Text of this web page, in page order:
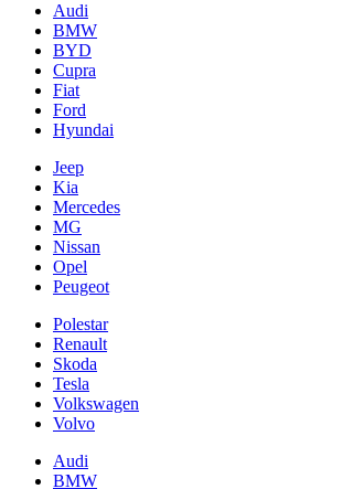
Audi
BMW
BYD
Cupra
Fiat
Ford
Hyundai
Jeep
Kia
Mercedes
MG
Nissan
Opel
Peugeot
Polestar
Renault
Skoda
Tesla
Volkswagen
Volvo
Audi
BMW